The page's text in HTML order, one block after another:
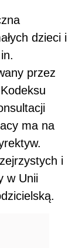
dzieci i
przez
ma na
i
w Unii